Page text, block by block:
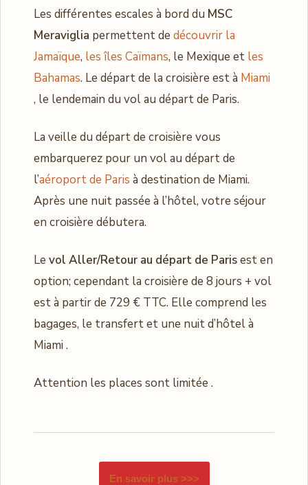
Les différentes escales à bord du MSC
Meraviglia permettent de découvrir la
Jamaïque, les îles Caïmans, le Mexique et les
Bahamas. Le départ de la croisière est à Miami
, le lendemain du vol au départ de Paris.
La veille du départ de croisière vous
embarquerez pour un vol au départ de
l’aéroport de Paris à destination de Miami.
Après une nuit passée à l’hôtel, votre séjour
en croisière débutera.
Le vol Aller/Retour au départ de Parisest en
option; cependant la croisière de 8 jours + vol
est à partir de 729 € TTC. Elle comprend les
bagages, le transfert et une nuit d’hôtel à
Miami .
Attention les places sont limitée .
En savoir plus >>>